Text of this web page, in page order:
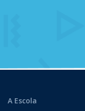
A Escola